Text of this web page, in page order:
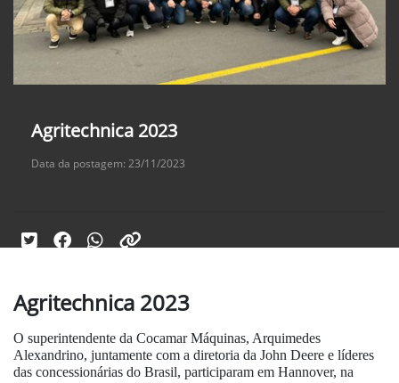
Agritechnica 2023
Data da postagem: 23/11/2023
Agritechnica 2023
O superintendente da Cocamar Máquinas, Arquimedes
Alexandrino, juntamente com a diretoria da John Deere e líderes
das concessionárias do Brasil, participaram em Hannover, na